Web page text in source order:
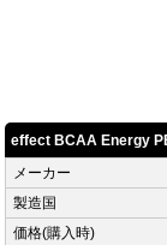
effect BCAA Energy
メーカー
製造国
価格(購入時)